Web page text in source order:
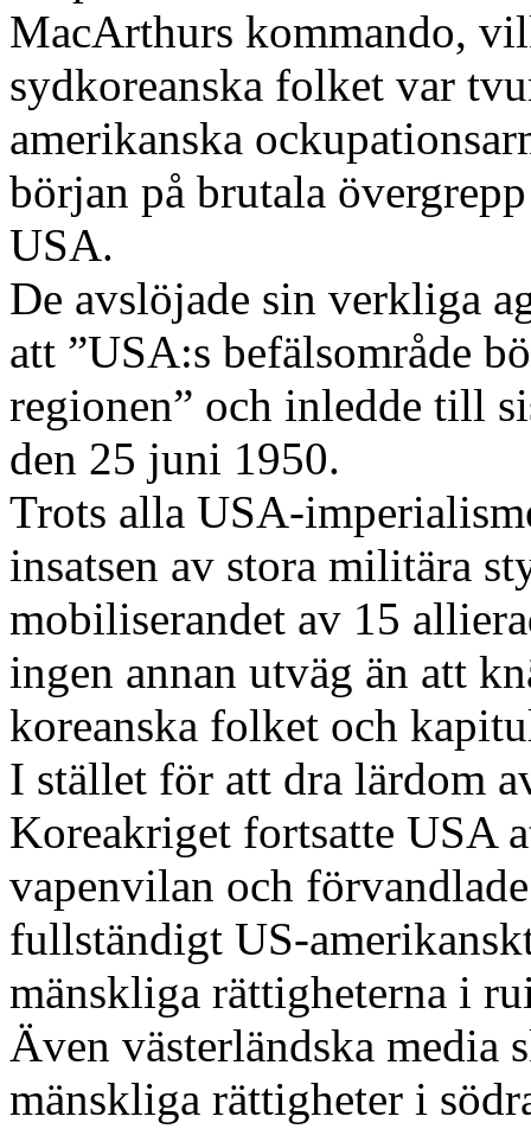
MacArthurs kommando,
sydkoreanska folket var
amerikanska
början på brutala
USA.
De avslöjade sin verkliga
att ”USA:s befälsområde
regionen” och inledde till
den 25 juni 1950.
Trots alla USA-
insatsen av stora militära
mobiliserandet av 15
ingen annan utväg än att
koreanska folket och
I stället för att dra lärdom
Koreakriget fortsatte USA
vapenvilan och
fullständigt US-
mänskliga rättigheterna i
Även västerländska media
mänskliga rättigheter i